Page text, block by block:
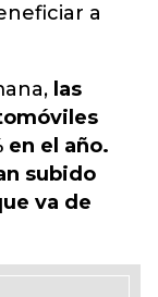
a
las
en el año.
subido
va de